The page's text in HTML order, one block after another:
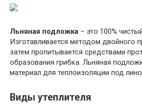
Льняная подложка – это 100%
Изготавливается методом двойного
затем пропитывается средствами
образования грибка. Льняная
материал для теплоизоляции под
Виды утеплителя